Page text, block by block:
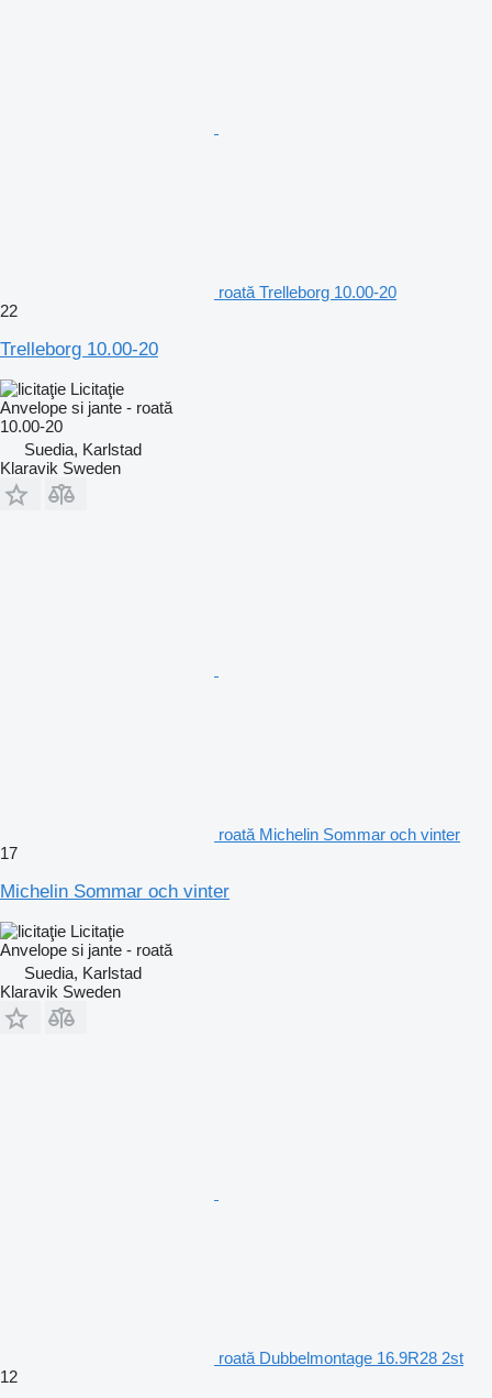
roată Trelleborg 10.00-20
22
Trelleborg 10.00-20
Licitaţie
Anvelope si jante - roată
10.00-20
Suedia, Karlstad
Klaravik Sweden
roată Michelin Sommar och vinter
17
Michelin Sommar och vinter
Licitaţie
Anvelope si jante - roată
Suedia, Karlstad
Klaravik Sweden
roată Dubbelmontage 16.9R28 2st
12